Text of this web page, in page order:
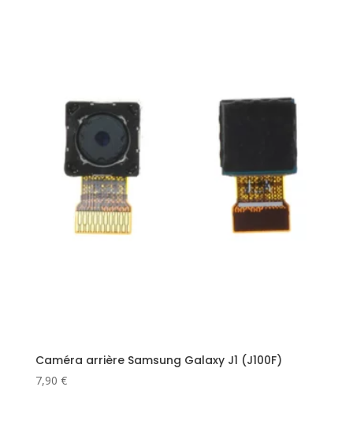
Caméra arrière Samsung Galaxy J1 (J100F)
7,90 €